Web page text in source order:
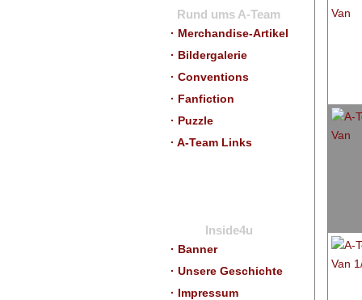
Rund ums A-Team
· Merchandise-Artikel
· Bildergalerie
· Conventions
· Fanfiction
· Puzzle
· A-Team Links
Inside4u
· Banner
· Unsere Geschichte
· Impressum